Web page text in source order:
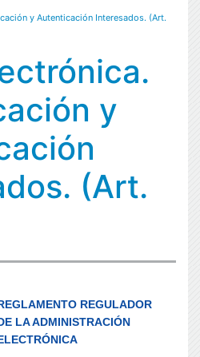
y Autenticación Interesados. (Art.
y
(Art.
REGULADOR
LA ADMINISTRACIÓN